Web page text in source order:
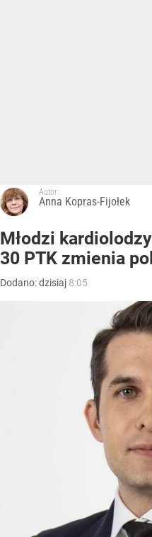
Autor:
Anna Kopras-Fijołek
Młodzi
30 PTK zmienia
Dodano:dzisiaj 8:05